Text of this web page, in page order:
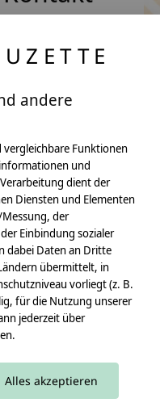
andere
vergleichbare Funktionen
und
dient der
Diensten und Elementen
der
Einbindung sozialer
dabei Daten an Dritte
übermittelt, in
vorliegt (z. B.
für die Nutzung unserer
jederzeit über
Alles akzeptieren